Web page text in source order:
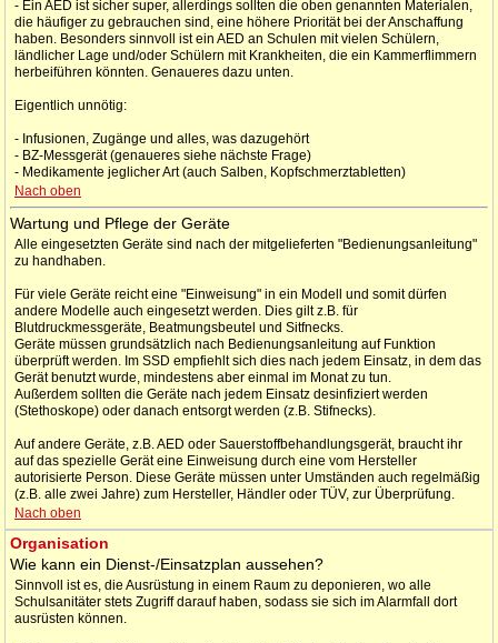
- Ein AED ist sicher super, allerdings sollten die oben genannten Materialen,
die häufiger zu gebrauchen sind, eine höhere Priorität bei der Anschaffung
haben. Besonders sinnvoll ist ein AED an Schulen mit vielen Schülern,
ländlicher Lage und/oder Schülern mit Krankheiten, die ein Kammerflimmern
herbeiführen könnten. Genaueres dazu unten.
Eigentlich unnötig:
- Infusionen, Zugänge und alles, was dazugehört
- BZ-Messgerät (genaueres siehe nächste Frage)
- Medikamente jeglicher Art (auch Salben, Kopfschmerztabletten)
Nach oben
Wartung und Pflege der Geräte
Alle eingesetzten Geräte sind nach der mitgelieferten "Bedienungsanleitung"
zu handhaben.
Für viele Geräte reicht eine "Einweisung" in ein Modell und somit dürfen
andere Modelle auch eingesetzt werden. Dies gilt z.B. für
Blutdruckmessgeräte, Beatmungsbeutel und Sitfnecks.
Geräte müssen grundsätzlich nach Bedienungsanleitung auf Funktion
überprüft werden. Im SSD empfiehlt sich dies nach jedem Einsatz, in dem das
Gerät benutzt wurde, mindestens aber einmal im Monat zu tun.
Außerdem sollten die Geräte nach jedem Einsatz desinfiziert werden
(Stethoskope) oder danach entsorgt werden (z.B. Stifnecks).
Auf andere Geräte, z.B. AED oder Sauerstoffbehandlungsgerät, braucht ihr
auf das spezielle Gerät eine Einweisung durch eine vom Hersteller
autorisierte Person. Diese Geräte müssen unter Umständen auch regelmäßig
(z.B. alle zwei Jahre) zum Hersteller, Händler oder TÜV, zur Überprüfung.
Nach oben
Organisation
Wie kann ein Dienst-/Einsatzplan aussehen?
Sinnvoll ist es, die Ausrüstung in einem Raum zu deponieren, wo alle
Schulsanitäter stets Zugriff darauf haben, sodass sie sich im Alarmfall dort
ausrüsten können.